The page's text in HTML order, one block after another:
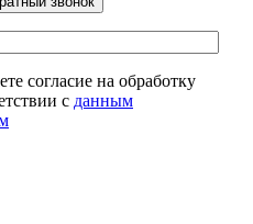
согласие на обработку
с данным